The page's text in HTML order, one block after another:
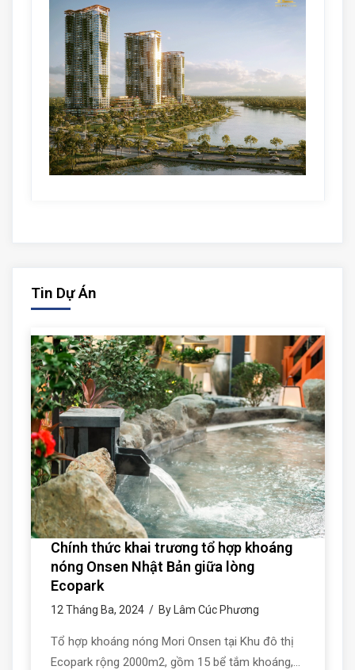
Tin Dự Án
Chính thức khai trương tổ hợp khoáng
nóng Onsen Nhật Bản giữa lòng
Ecopark
12 Tháng Ba, 2024 / By Lâm Cúc Phương
Tổ hợp khoáng nóng Mori Onsen tại Khu đô thị
Ecopark rộng 2000m2, gồm 15 bể tắm khoáng,…